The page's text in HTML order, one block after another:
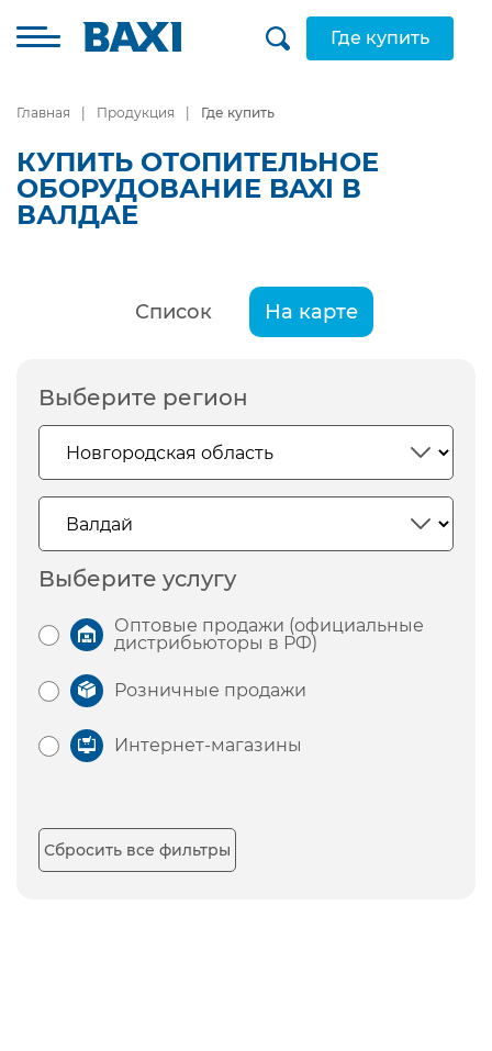
Где купить
Главная Продукция Где купить
КУПИТЬ ОТОПИТЕЛЬНОЕ
ОБОРУДОВАНИЕ BAXI В
ВАЛДАЕ
Список На карте
Выберите регион
Выберите услугу
Оптовые продажи (официальные
дистрибьюторы в РФ)
Розничные продажи
Интернет-магазины
Сбросить все фильтры